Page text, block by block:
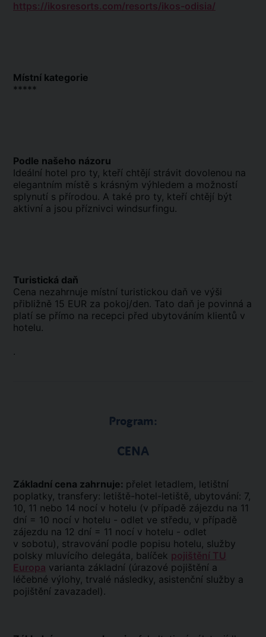
https://ikosresorts.com/resorts/ikos-odisia/
Místní kategorie
*****
Podle našeho názoru
Ideální hotel pro ty, kteří chtějí strávit dovolenou na
elegantním místě s krásným výhledem a možností
splynutí s přírodou. A také pro ty, kteří chtějí být
aktivní a jsou příznivci windsurfingu.
Turistická daň
Cena nezahrnuje místní turistickou daň ve výši
přibližně 15 EUR za pokoj/den. Tato daň je povinná a
platí se přímo na recepci před ubytováním klientů v
hotelu.
.
Program:
CENA
Základní cena zahrnuje: přelet letadlem, letištní
poplatky, transfery: letiště-hotel-letiště, ubytování: 7,
10, 11 nebo 14 nocí v hotelu (v případě zájezdu na 11
dní = 10 nocí v hotelu - odlet ve středu, v případě
zájezdu na 12 dní = 11 nocí v hotelu - odlet
v sobotu), stravování podle popisu hotelu, služby
polsky mluvícího delegáta, balíček pojištění TU
Europa varianta základní (úrazové pojištění a
léčebné výlohy, trvalé následky, asistenční služby a
pojištění zavazadel).